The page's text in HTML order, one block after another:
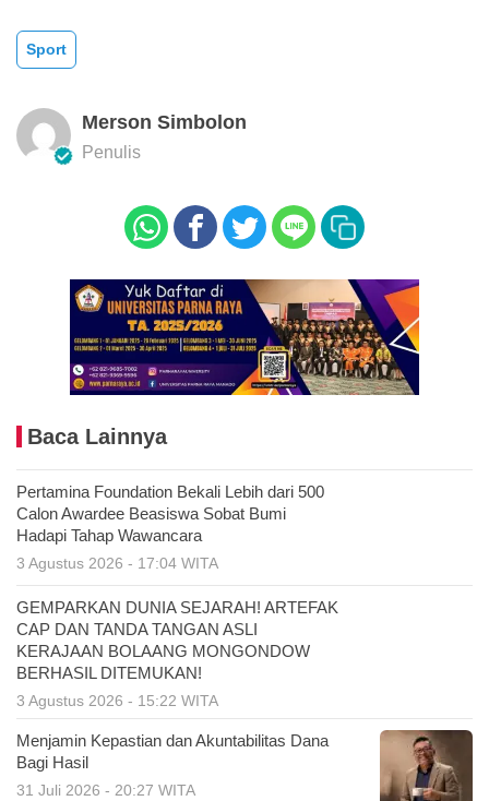
Sport
Merson Simbolon
Penulis
Baca Lainnya
Pertamina Foundation Bekali Lebih dari 500
Calon Awardee Beasiswa Sobat Bumi
Hadapi Tahap Wawancara
3 Agustus 2026 - 17:04 WITA
GEMPARKAN DUNIA SEJARAH! ARTEFAK
CAP DAN TANDA TANGAN ASLI
KERAJAAN BOLAANG MONGONDOW
BERHASIL DITEMUKAN!
3 Agustus 2026 - 15:22 WITA
Menjamin Kepastian dan Akuntabilitas Dana
Bagi Hasil
31 Juli 2026 - 20:27 WITA